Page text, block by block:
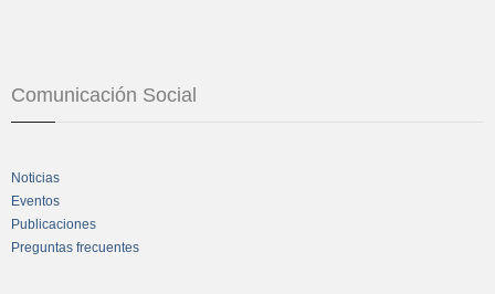
Comunicación Social
Noticias
Eventos
Publicaciones
Preguntas frecuentes